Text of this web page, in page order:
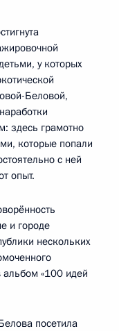
у которых
Беловой,
здесь грамотно
которые попали
с ней
опыт.
и городе
нескольких
«100 идей
посетила